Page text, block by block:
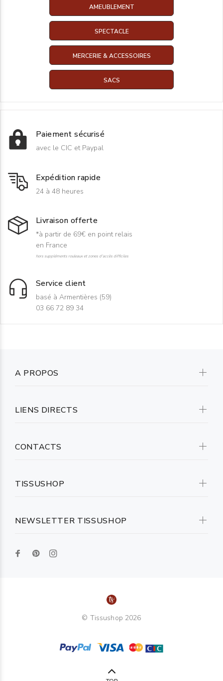
AMEUBLEMENT
SPECTACLE
MERCERIE & ACCESSOIRES
SACS
Paiement sécurisé
avec le CIC et Paypal
Expédition rapide
24 à 48 heures
Livraison offerte
*à partir de 69€ en point relais
en France
hors suppléments rouleaux et zones d'accès difficiles
Service client
basé à Armentières (59)
03 66 72 89 34
NEWSLETTER TISSUSHOP
A PROPOS
LIENS DIRECTS
CONTACTS
TISSUSHOP
© Tissushop 2026